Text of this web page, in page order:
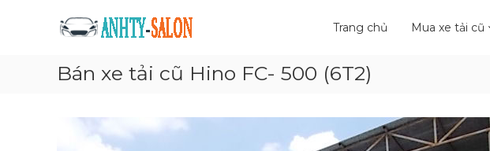
Mua
bán
tải
Trang chủ Mua xe tải cũ
Bán xe tải cũ Hino FC- 500 (6T2)